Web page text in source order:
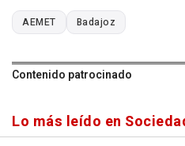
AEMET Badajoz
Contenido patrocinado
Lo más leído en